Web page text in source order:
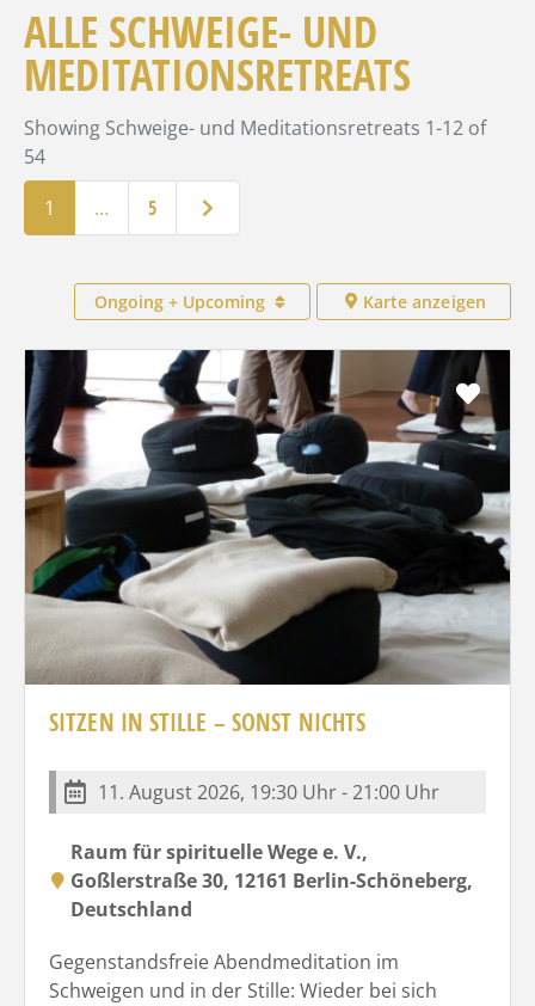
ALLE SCHWEIGE- UND
MEDITATIONSRETREATS
Showing Schweige- und Meditationsretreats 1-12 of
54
1
… 5 Ältere Beiträge
Ongoing + Upcoming Karte anzeigen
SITZEN IN STILLE – SONST NICHTS
11. August 2026, 19:30 Uhr - 21:00 Uhr
Raum für spirituelle Wege e. V.,
Goßlerstraße 30, 12161 Berlin-Schöneberg,
Deutschland
Gegenstandsfreie Abendmeditation im
Schweigen und in der Stille: Wieder bei sich